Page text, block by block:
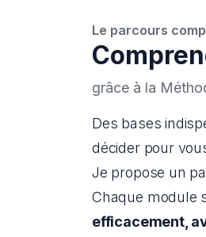
Le parcours
grâce à la
Des bases
décider pour
Je propose un
Chaque module
efficacement,